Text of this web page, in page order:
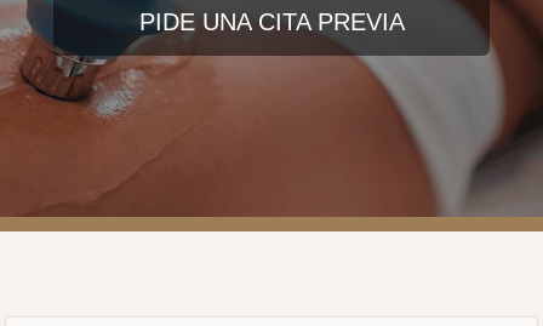
Cuerpo 13
PIDE UNA CITA PREVIA